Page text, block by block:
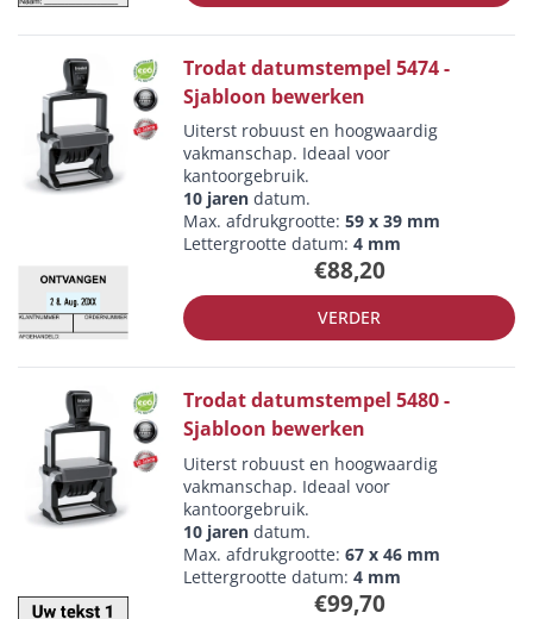
Trodat datumstempel 5474 -
Sjabloon bewerken
Uiterst robuust en hoogwaardig
vakmanschap. Ideaal voor
kantoorgebruik.
10 jaren datum.
Max. afdrukgrootte:59 x 39 mm
Lettergrootte datum:4 mm
€88,20
VERDER
Trodat datumstempel 5480 -
Sjabloon bewerken
Uiterst robuust en hoogwaardig
vakmanschap. Ideaal voor
kantoorgebruik.
10 jaren datum.
Max. afdrukgrootte:67 x 46 mm
Lettergrootte datum:4 mm
€99,70